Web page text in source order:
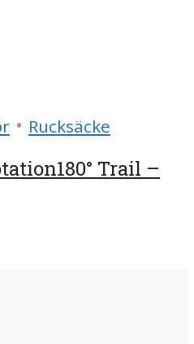
• Rucksäcke
Trail –